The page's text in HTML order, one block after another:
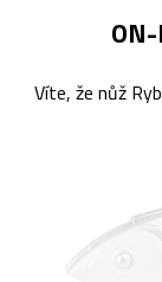
Víte, že nůž